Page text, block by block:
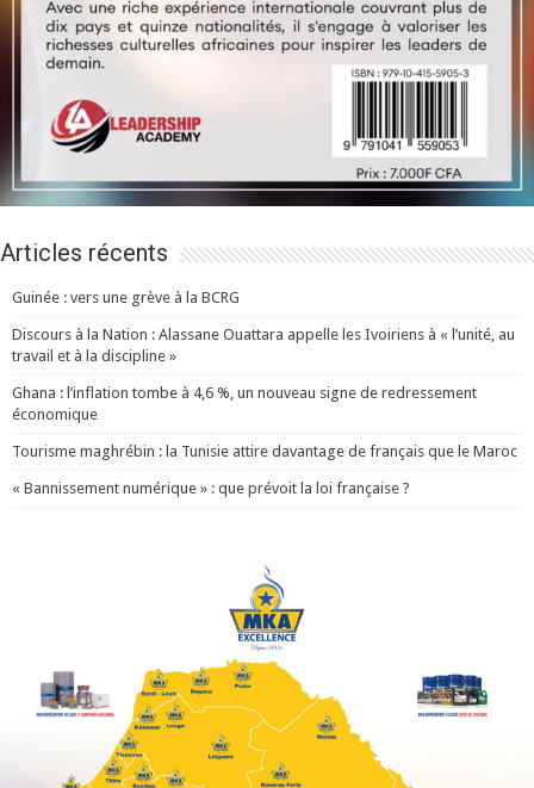
Articles récents
Guinée : vers une grève à la BCRG
Discours à la Nation : Alassane Ouattara appelle les Ivoiriens à « l’unité, au
travail et à la discipline »
Ghana : l’inflation tombe à 4,6 %, un nouveau signe de redressement
économique
Tourisme maghrébin : la Tunisie attire davantage de français que le Maroc
« Bannissement numérique » : que prévoit la loi française ?